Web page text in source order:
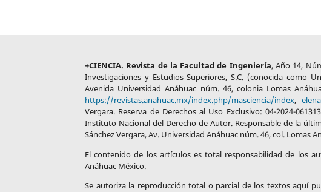
+CIENCIA. Revista de la Facultad de Ingeniería, Año 14,
Investigaciones y Estudios Superiores, S.C. (conocida como
Avenida Universidad Anáhuac núm. 46, colonia Lomas
https://revistas.anahuac.mx/index.php/masciencia/index,
Vergara. Reserva de Derechos al Uso Exclusivo: 04-2024-
Instituto Nacional del Derecho de Autor. Responsable de la
Sánchez Vergara, Av. Universidad Anáhuac núm. 46, col. Lomas
El contenido de los artículos es total responsabilidad de los
Anáhuac México.
Se autoriza la reproducción total o parcial de los textos aquí